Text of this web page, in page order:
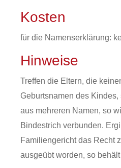
Kosten
für die Namenserklärung:
Hinweise
Treffen die Eltern, die
Geburtsnamen des
aus mehreren Namen, so
Bindestrich verbunden.
Familiengericht das Recht
ausgeübt worden, so